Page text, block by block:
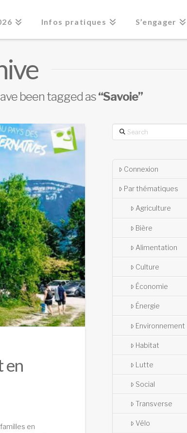
Infos pratiques S’engager
been tagged as“Savoie”
en
en
Search
Connexion
Par thématiques
Agriculture
Bière
Alimentation
Culture
Économie
Énergie
Environnement
Habitat
Lutte
Social
Transverse
Vélo